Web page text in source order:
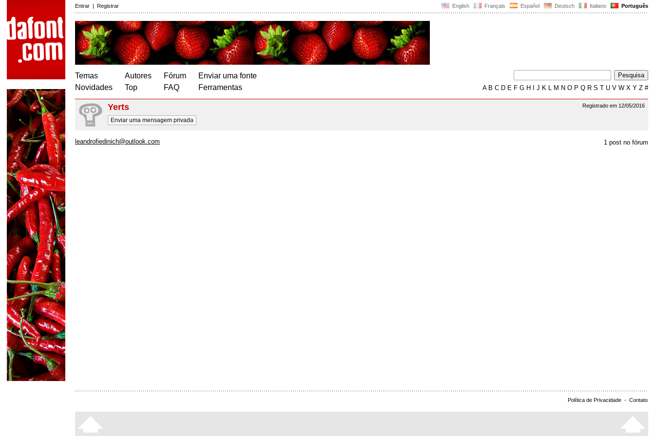
English Français Español Deutsch Italiano Português
Entrar | Registrar
Temas
Novidades
Autores
Top
Fórum
FAQ
Enviar uma fonte
Ferramentas
AB C D E F G H J K L M N O P Q R S T U V W X Y Z #
Registrado em 12/05/2016
Yerts
Enviar uma mensagem privada
1 post no fórum
leandrofiedinich@outlook.com
Política de Privacidade - Contato